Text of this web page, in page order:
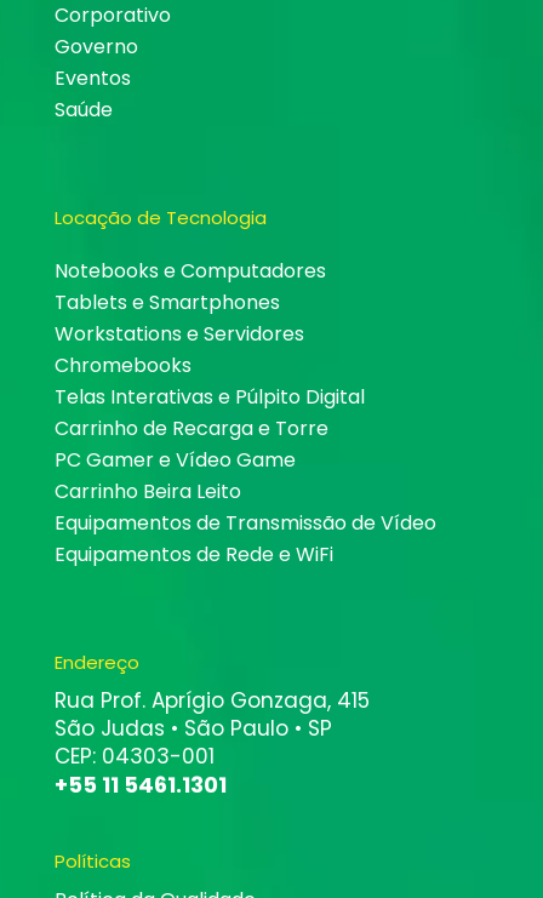
Corporativo
Governo
Eventos
Saúde
Locação de Tecnologia
Notebooks e Computadores
Tablets e Smartphones
Workstations e Servidores
Chromebooks
Telas Interativas e Púlpito Digital
Carrinho de Recarga e Torre
PC Gamer e Vídeo Game
Carrinho Beira Leito
Equipamentos de Transmissão de Vídeo
Equipamentos de Rede e WiFi
Endereço
Rua Prof. Aprígio Gonzaga, 415
São Judas • São Paulo • SP
CEP: 04303-001
+55 11 5461.1301
Políticas